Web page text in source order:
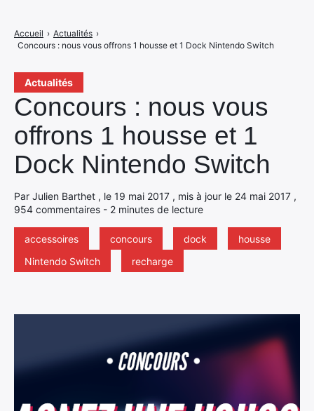
Actualités
Concours : nous vous
offrons 1 housse et 1
Dock Nintendo Switch
Par Julien Barthet , le 19 mai 2017 , mis à jour le 24 mai 2017 ,
954 commentaires - 2 minutes de lecture
accessoires concours dock
housse
Nintendo Switch
recharge
Accueil › Actualités ›
Concours : nous vous offrons 1 housse et 1 Dock Nintendo Switch